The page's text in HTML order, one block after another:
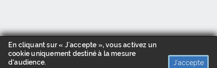
En cliquant sur « J'accepte », vous activez un
cookie uniquement destiné à la mesure
d’audience.
J'accepte